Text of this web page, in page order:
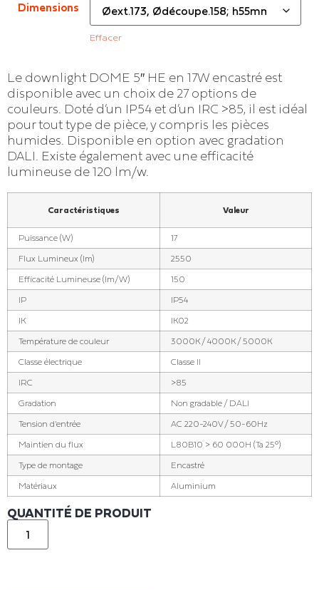
Dimensions
Effacer
Le downlight DOME 5″ HE en 17W encastré est
disponible avec un choix de 27 options de
couleurs. Doté d’un IP54 et d’un IRC >85, il est idéal
pour tout type de pièce, y compris les pièces
humides. Disponible en option avec gradation
DALI. Existe également avec une efficacité
lumineuse de 120 lm/w.
Caractéristiques Valeur
Puissance (W) 17
Flux Lumineux (lm) 2550
Efficacité Lumineuse (lm/W) 150
IP IP54
IK IK02
Température de couleur 3000K / 4000K / 5000K
Classe électrique Classe II
IRC >85
Gradation Non gradable / DALI
Tension d'entrée AC 220-240V / 50-60Hz
Maintien du flux L80B10 > 60 000H (Ta 25°)
Type de montage Encastré
Matériaux Aluminium
QUANTITÉ DE PRODUIT